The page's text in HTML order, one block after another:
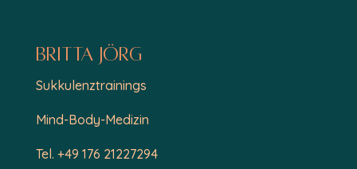
Britta Jörg
Sukkulenztrainings
Mind-Body-Medizin
Tel. +49 176 21227294